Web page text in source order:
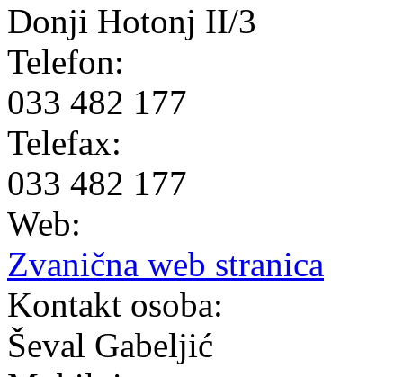
Donji Hotonj II/3
Telefon:
033 482 177
Telefax:
033 482 177
Web:
Zvanična web stranica
Kontakt osoba:
Ševal Gabeljić